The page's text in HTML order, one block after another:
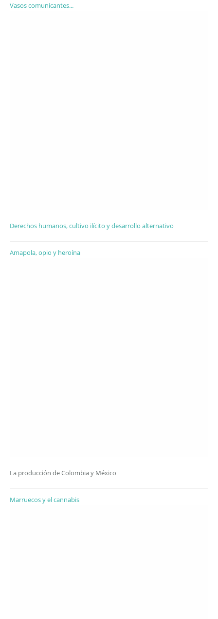
Vasos comunicantes...
Derechos humanos, cultivo ilícito y desarrollo alternativo
Amapola, opio y heroína
La producción de Colombia y México
Marruecos y el cannabis